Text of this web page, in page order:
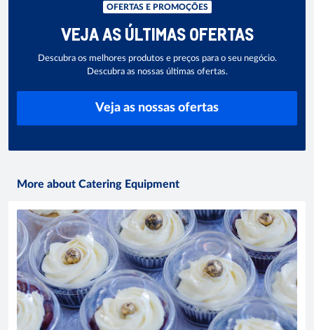
OFERTAS E PROMOÇÕES
VEJA AS ÚLTIMAS OFERTAS
Descubra os melhores produtos e preços para o seu negócio.
Descubra as nossas últimas ofertas.
Veja as nossas ofertas
More about Catering Equipment